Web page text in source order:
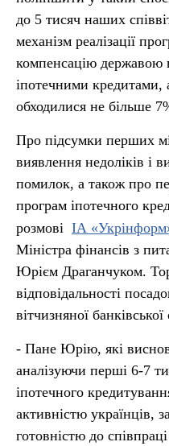
до 5 тисяч наших
механізм реалізації
компенсацію державою
іпотечними
обходилися не більше
Про підсумки перших
виявлення недоліків і
помилок, а також про
програм іпотечного
розмові ІА
Міністра фінансів з
Юрієм Драганчуком.
відповідальності
вітчизняної
- Пане Юрію, які
аналізуючи перші 6-7
іпотечного
активністю українців,
готовністю до